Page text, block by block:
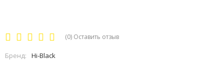
(0) Оставить отзыв
Бренд:
Hi-Black